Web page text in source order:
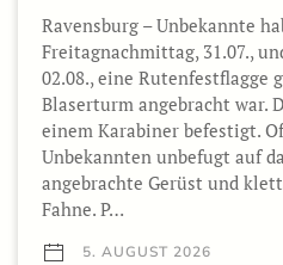
Ravensburg – Unbekannte
Freitagnachmittag, 31.07.,
02.08., eine Rutenfestflagge
Blaserturm angebracht war.
einem Karabiner befestigt.
Unbekannten unbefugt auf
angebrachte Gerüst und
Fahne. P…
5. AUGUST 2026